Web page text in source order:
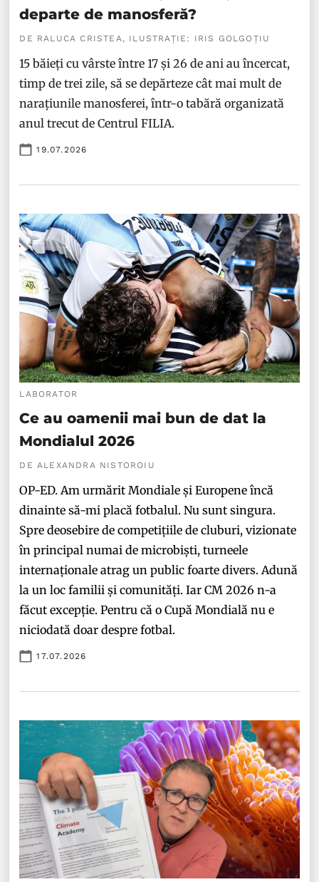
departe de manosferă?
DE RALUCA CRISTEA, ILUSTRAȚIE: IRIS GOLGOȚIU
15 băieți cu vârste între 17 și 26 de ani au încercat,
timp de trei zile, să se depărteze cât mai mult de
narațiunile manosferei, într-o tabără organizată
anul trecut de Centrul FILIA.
19.07.2026
LABORATOR
Ce au oamenii mai bun de dat la
Mondialul 2026
DE ALEXANDRA NISTOROIU
OP-ED. Am urmărit Mondiale și Europene încă
dinainte să-mi placă fotbalul. Nu sunt singura.
Spre deosebire de competițiile de cluburi, vizionate
în principal numai de microbiști, turneele
internaționale atrag un public foarte divers. Adună
la un loc familii și comunități. Iar CM 2026 n-a
făcut excepție. Pentru că o Cupă Mondială nu e
niciodată doar despre fotbal.
17.07.2026